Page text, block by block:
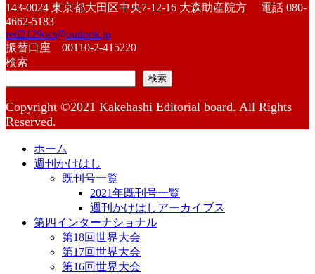
143-0024 東京都大田区中央7-12-16 大森助産院方 電話 080-
4662-5183
red2129oct@outlook.jp
振替口座 00110-2-415220
検索
検索
Copyright ©2021 Kakehashi Editorial board. All Rights
Reserved.
ホーム
週刊かけはし
既刊号一覧
2021年既刊号一覧
週刊かけはしアーカイブス
第四インターナショナル
第18回世界大会
第17回世界大会
第16回世界大会